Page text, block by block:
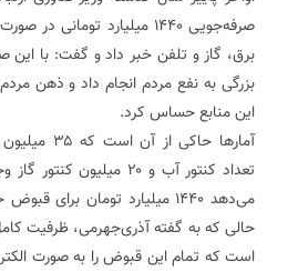
صرفه‌جویی ۱۴۴۰ میلیارد
برق، گاز و تلفن خبر داد و گفت: با این
بزرگی به نفع مردم انجام داد و ذهن
این منابع حساس کرد.
آمارها
تعداد کنتور آب و ۲۰
می‌دهد ۱۴۴۰ میلیارد تومان
حالی که به گفته آذری‌جهرمی، ظرفیت
است که تمام این قبوض را به صورت